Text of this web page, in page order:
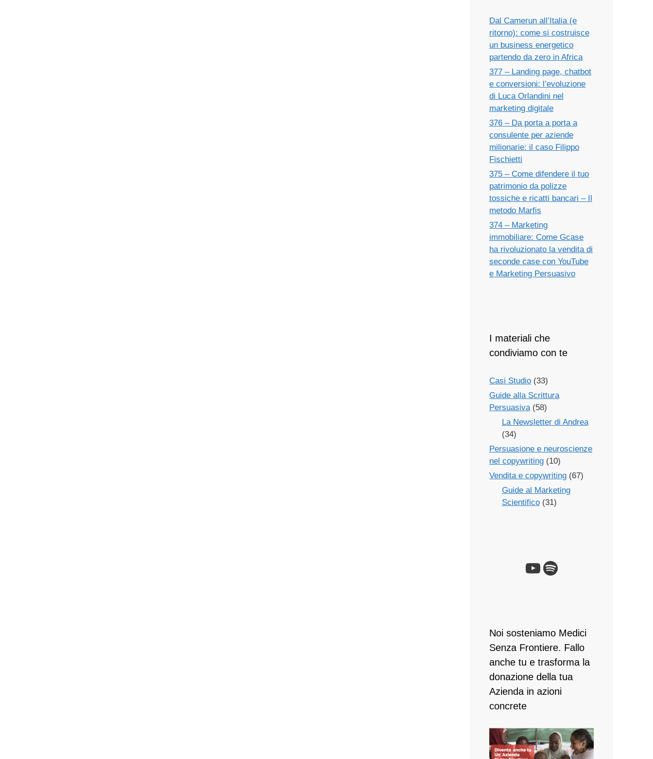
Dal Camerun all’Italia (e
ritorno): come si costruisce
un business energetico
partendo da zero in Africa
377 – Landing page, chatbot
e conversioni: l’evoluzione
di Luca Orlandini nel
marketing digitale
376 – Da porta a porta a
consulente per aziende
milionarie: il caso Filippo
Fischietti
375 – Come difendere il tuo
patrimonio da polizze
tossiche e ricatti bancari – Il
metodo Marfis
374 – Marketing
immobiliare: Come Gcase
ha rivoluzionato la vendita di
seconde case con YouTube
e Marketing Persuasivo
I materiali che
condiviamo con te
Casi Studio (33)
Guide alla Scrittura
Persuasiva(58)
La Newsletter di Andrea
(34)
Persuasione e neuroscienze
nel copywriting (10)
Vendita e copywriting (67)
Guide al Marketing
Scientifico(31)
YouTube
Spotify
Noi sosteniamo Medici
Senza Frontiere. Fallo
anche tu e ​trasforma la
donazione della tua
Azienda in azioni
concrete